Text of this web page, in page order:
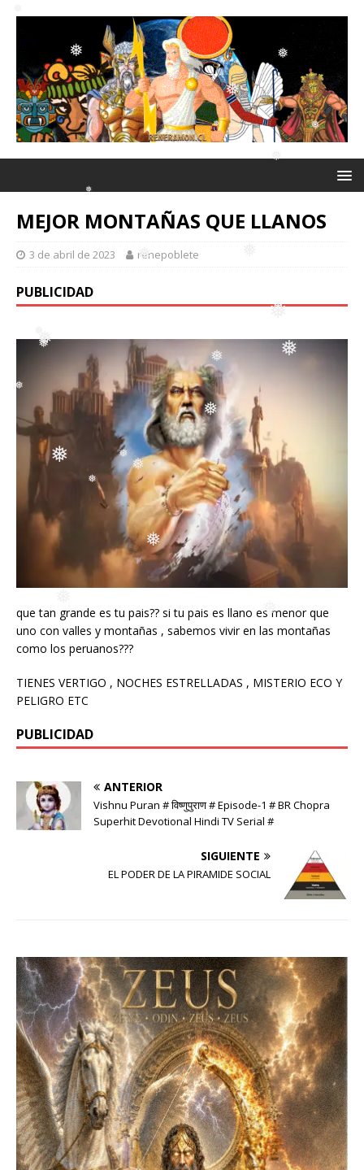
❅
❅
❅
❅
❅
❅
❅
❅
❅
❅
❅
❅
❅
❅
❅
❅
❅
❅ ❅
❅
❅
❅
❅
MEJOR MONTAÑAS QUE LLANOS
3 de abril de 2023 renepoblete
PUBLICIDAD
que tan grande es tu pais?? si tu pais es llano es menor que
uno con valles y montañas , sabemos vivir en las montañas
como los peruanos???
TIENES VERTIGO , NOCHES ESTRELLADAS , MISTERIO ECO Y
PELIGRO ETC
PUBLICIDAD
ANTERIOR
Vishnu Puran # विष्णुपुराण # Episode-1 # BR Chopra
Superhit Devotional Hindi TV Serial #
SIGUIENTE
EL PODER DE LA PIRAMIDE SOCIAL